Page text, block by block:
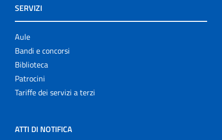
SERVIZI
Aule
Bandi e concorsi
Biblioteca
Patrocini
Tariffe dei servizi a terzi
ATTI DI NOTIFICA